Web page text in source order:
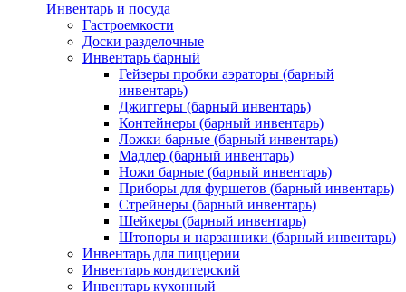
Инвентарь и посуда
Гастроемкости
Доски разделочные
Инвентарь барный
Гейзеры пробки аэраторы (барный
инвентарь)
Джиггеры (барный инвентарь)
Контейнеры (барный инвентарь)
Ложки барные (барный инвентарь)
Мадлер (барный инвентарь)
Ножи барные (барный инвентарь)
Приборы для фуршетов (барный инвентарь)
Стрейнеры (барный инвентарь)
Шейкеры (барный инвентарь)
Штопоры и нарзанники (барный инвентарь)
Инвентарь для пиццерии
Инвентарь кондитерский
Инвентарь кухонный